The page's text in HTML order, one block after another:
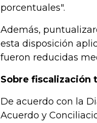
porcentuales".
Además,
esta disposición
fueron reducidas
Sobre fiscalización
De acuerdo con la
Acuerdo y